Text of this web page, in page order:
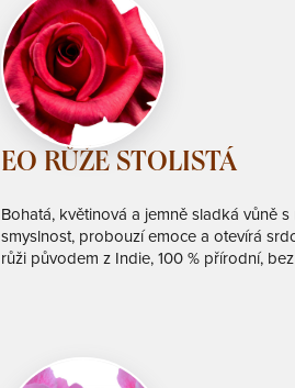
EO RŮŽE STOLISTÁ
Bohatá, květinová a jemně sladká vůně
smyslnost, probouzí emoce a otevírá
růži původem z Indie, 100 % přírodní,